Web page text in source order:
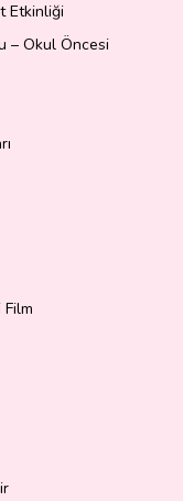
Etkinliği
– Okul Öncesi